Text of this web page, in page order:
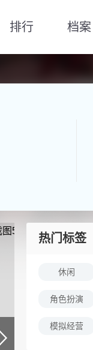
排行 档案
热门标签
休闲
角色扮演
模拟经营